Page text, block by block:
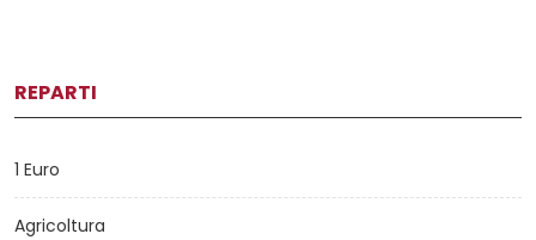
REPARTI
1 Euro
Agricoltura